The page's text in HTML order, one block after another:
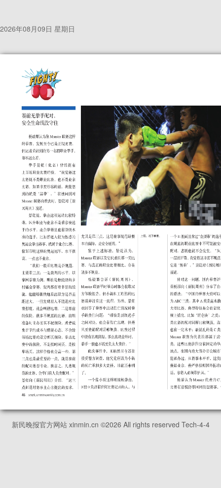
2026年08月09日 星期日
新民晚报官方网站 xinmin.cn ©2026 All rights reserved Tech-4-4